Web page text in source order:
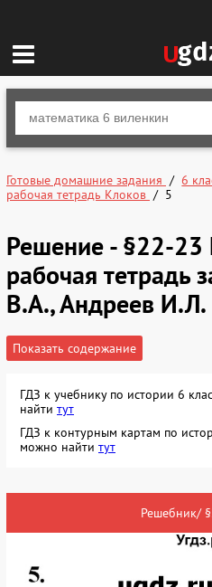
Готовые домашние задания 6
рабочая тетрадь Клоков
5
Решение - §22-
рабочая тетрадь
В.А., Андреев И.Л.
Показать содержание
ГДЗ к учебнику по истории 6
найти тут
ГДЗ к контурным картам по
можно найти тут
Решебник/